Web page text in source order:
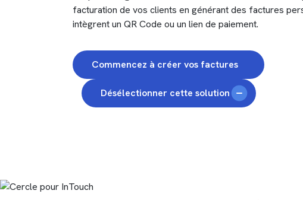
facturation de vos clients en générant des factures
intègrent un QR Code ou un lien de paiement.
Commencez à créer vos factures
Désélectionner cette solution